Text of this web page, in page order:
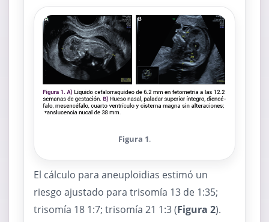
Figura 1.
El cálculo para aneuploidias estimó un
riesgo ajustado para trisomía 13 de 1:35;
trisomía 18 1:7; trisomía 21 1:3 (Figura 2).